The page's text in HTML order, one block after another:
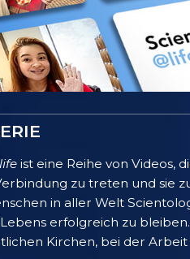
ist eine Reihe von Videos,
zu treten und sie
in aller Welt
erfolgreich zu
Kirchen, bei der Arbeit